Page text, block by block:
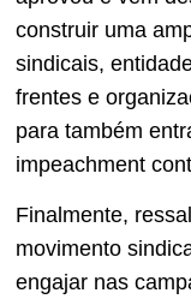
construir uma
sindicais,
frentes e
para também
impeachment
Finalmente,
movimento
engajar nas